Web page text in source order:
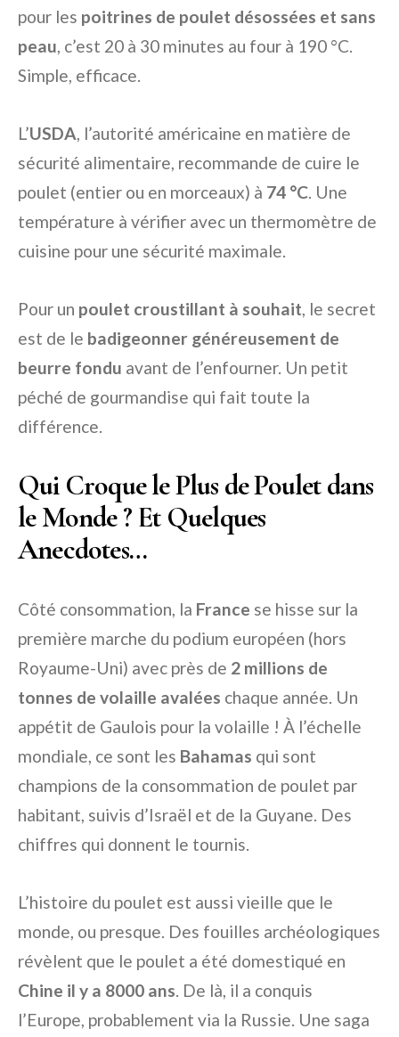
pour les poitrines de poulet désossées et sans
peau, c’est 20 à 30 minutes au four à 190 °C.
Simple, efficace.
L’USDA, l’autorité américaine en matière de
sécurité alimentaire, recommande de cuire le
poulet (entier ou en morceaux) à 74 °C. Une
température à vérifier avec un thermomètre de
cuisine pour une sécurité maximale.
Pour un poulet croustillant à souhait, le secret
est de le badigeonner généreusement de
beurre fondu avant de l’enfourner. Un petit
péché de gourmandise qui fait toute la
différence.
Qui Croque le Plus de Poulet dans
le Monde ? Et Quelques
Anecdotes…
Côté consommation, la France se hisse sur la
première marche du podium européen (hors
Royaume-Uni) avec près de 2 millions de
tonnes de volaille avalées chaque année. Un
appétit de Gaulois pour la volaille ! À l’échelle
mondiale, ce sont les Bahamas qui sont
champions de la consommation de poulet par
habitant, suivis d’Israël et de la Guyane. Des
chiffres qui donnent le tournis.
L’histoire du poulet est aussi vieille que le
monde, ou presque. Des fouilles archéologiques
révèlent que le poulet a été domestiqué en
Chine il y a 8000 ans. De là, il a conquis
l’Europe, probablement via la Russie. Une saga